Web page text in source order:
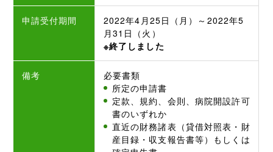
申請受付期間
2022年4月25日（月）～2022年5
月31日（火）
※終了しました
備考
必要書類
所定の申請書
定款、規約、会則、病院開設許可
書のいずれか
直近の財務諸表（貸借対照表・財
産目録・収支報告書等）もしくは